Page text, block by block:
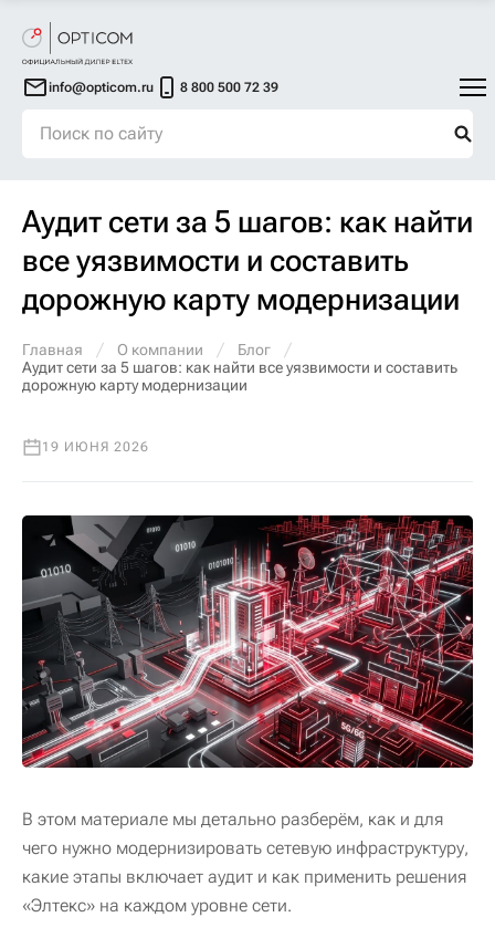
info@opticom.ru 8 800 500 72 39
Аудит сети за 5 шагов: как найти
все уязвимости и составить
дорожную карту модернизации
Главная О компании
Блог
Аудит сети за 5 шагов: как найти все уязвимости и составить
дорожную карту модернизации
19 ИЮНЯ 2026
В этом материале мы детально разберём, как и для
чего нужно модернизировать сетевую инфраструктуру,
какие этапы включает аудит и как применить решения
«Элтекс» на каждом уровне сети.